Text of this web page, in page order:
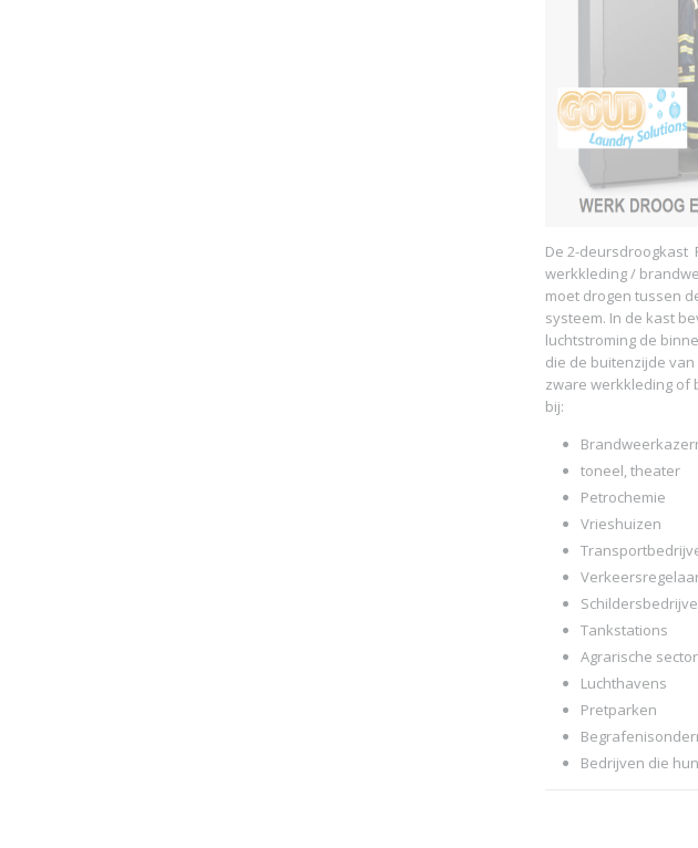
De 2-deursdroogkast
werkkleding /
moet drogen tussen
systeem. In de kast
luchtstroming de
die de buitenzijde
zware werkkleding of
bij:
toneel, theater
Petrochemie
Vrieshuizen
Tankstations
Agrarische sector
Luchthavens
Pretparken
Bedrijven die